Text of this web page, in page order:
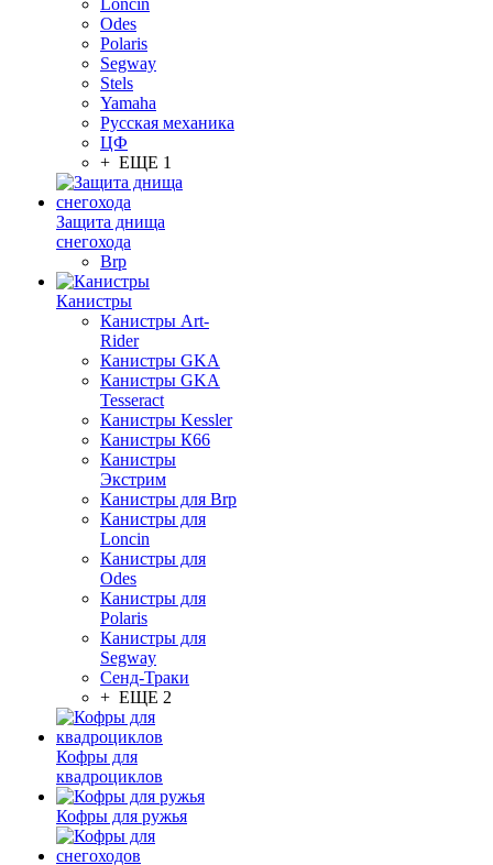
Loncin
Odes
Polaris
Segway
Stels
Yamaha
Русская механика
ЦФ
+ ЕЩЕ 1
Защита днища
снегохода
Brp
Канистры
Канистры Art-
Rider
Канистры GKA
Канистры GKA
Tesseract
Канистры Kessler
Канистры К66
Канистры
Экстрим
Канистры для Brp
Канистры для
Loncin
Канистры для
Odes
Канистры для
Polaris
Канистры для
Segway
Сенд-Траки
+ ЕЩЕ 2
Кофры для
квадроциклов
Кофры для ружья